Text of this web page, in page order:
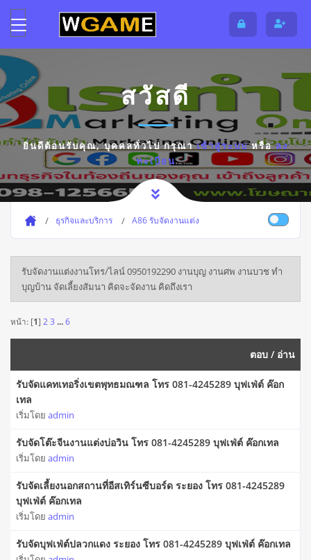
สวัสดี
ยินดีต้อนรับคุณ,บุคคลทั่วไปกรุณาเข้าสู่ระบบหรือลง
ทะเบียน
ธุรกิจและบริการ A86 รับจัดงานแต่ง
รับจัดงานแต่งงานโทร/ไลน์ 0950192290 งานบุญ งานศพ งานบวช ทํา
บุญบ้าน จัดเลี้ยงสัมนา คิดจะจัดงาน คิดถึงเรา
หน้า: [1] 2 3 ...6
ตอบ / อ่าน
รับจัดแคทเทอริ่งเขตพุทธมณฑล โทร 081-4245289 บุฟเฟ่ต์ ค๊อก
เทล
เริ่มโดย admin
รับจัดโต๊ะจีนงานแต่งบ่อวิน โทร 081-4245289 บุฟเฟ่ต์ ค๊อกเทล
เริ่มโดย admin
รับจัดเลี้ยงนอกสถานที่อีสเทิร์นซีบอร์ด ระยอง โทร 081-4245289
บุฟเฟ่ต์ ค๊อกเทล
เริ่มโดย admin
รับจัดบุฟเฟ่ต์ปลวกแดง ระยอง โทร 081-4245289 บุฟเฟ่ต์ ค๊อกเทล